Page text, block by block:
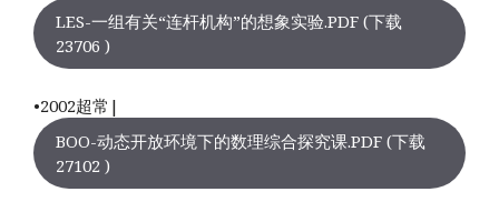
LES-一组有关“连杆机构”的想象实验.PDF (下载
23706 )
•2002超常|
BOO-动态开放环境下的数理综合探究课.PDF (下载
27102 )